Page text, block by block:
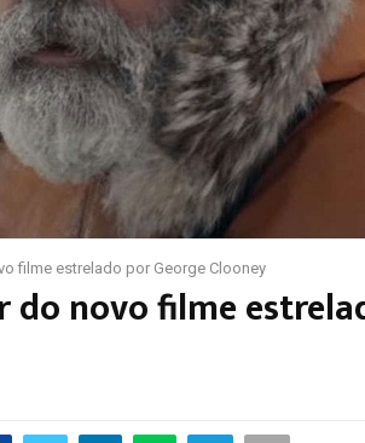
filme estrelado por George Clooney
do novo filme